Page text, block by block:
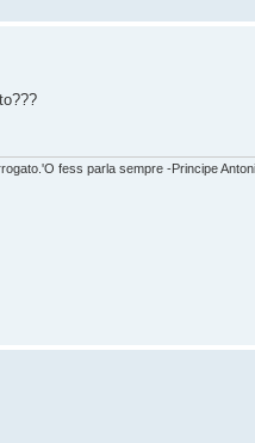
fess parla sempre -Principe